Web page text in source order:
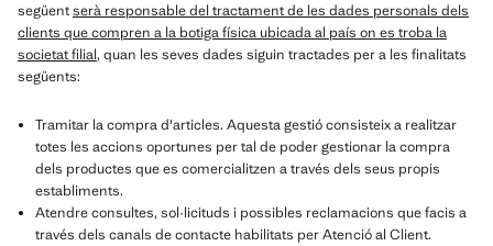
següentserà responsable del tractament de les dades personals dels
clients que compren a la botiga física ubicada al país on es troba la
societat filial, quan les seves dades siguin tractades per a les finalitats
següents:
Tramitar la compra d'articles. Aquesta gestió consisteix a realitzar
totes les accions oportunes per tal de poder gestionar la compra
dels productes que es comercialitzen a través dels seus propis
establiments.
Atendre consultes, sol·licituds i possibles reclamacions que facis a
través dels canals de contacte habilitats per Atenció al Client.